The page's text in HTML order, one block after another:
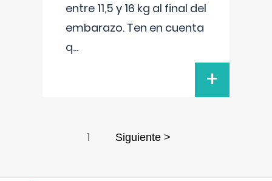
entre 11,5 y 16 kg al final del
embarazo. Ten en cuenta
q...
+
1 Siguiente >